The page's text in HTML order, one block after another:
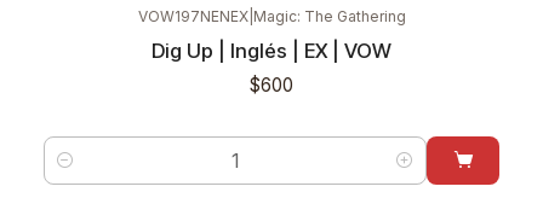
VOW197NENEX| Magic: The Gathering
Dig Up | Inglés | EX | VOW
$600
Cantidad